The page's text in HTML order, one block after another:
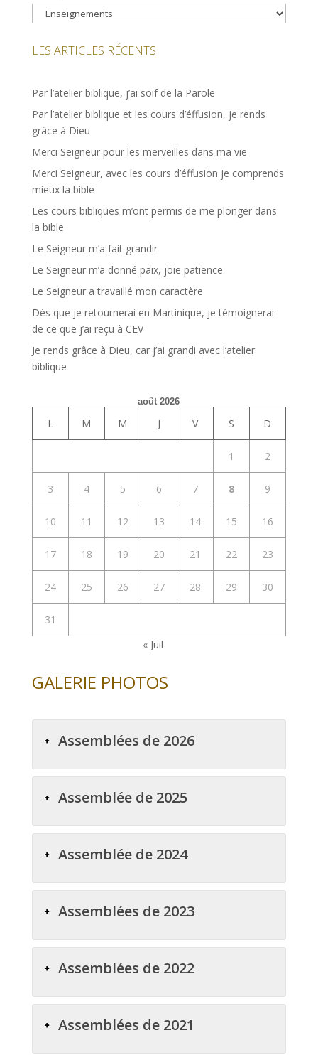
Catégories
LES ARTICLES RÉCENTS
Par l’atelier biblique, j’ai soif de la Parole
Par l’atelier biblique et les cours d’éffusion, je rends
grâce à Dieu
Merci Seigneur pour les merveilles dans ma vie
Merci Seigneur, avec les cours d’éffusion je comprends
mieux la bible
Les cours bibliques m’ont permis de me plonger dans
la bible
Le Seigneur m’a fait grandir
Le Seigneur m’a donné paix, joie patience
Le Seigneur a travaillé mon caractère
Dès que je retournerai en Martinique, je témoignerai
de ce que j’ai reçu à CEV
Je rends grâce à Dieu, car j’ai grandi avec l’atelier
biblique
août 2026
L M M J V S D
1 2
3 4 5 6 7 8 9
10 11 12 13 14 15 16
17 18 19 20 21 22 23
24 25 26 27 28 29 30
31
« Juil
GALERIE PHOTOS
Assemblées de 2026
Assemblée de 2025
Assemblée de 2024
Assemblées de 2023
Assemblées de 2022
Assemblées de 2021